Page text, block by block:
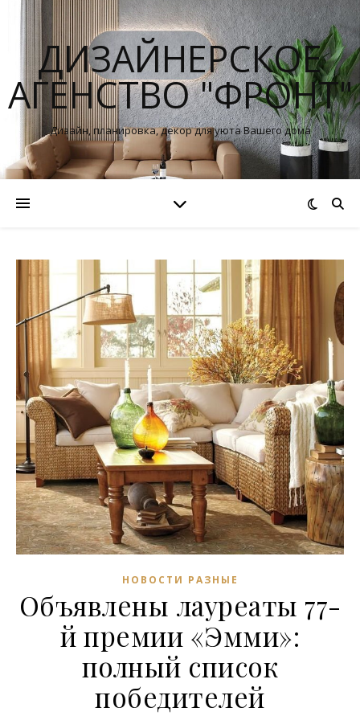
ДИЗАЙНЕРСКОЕ
АГЕНСТВО "ФРОНТ"
Дизайн, планировка, декор для уюта Вашего дома
НОВОСТИ РАЗНЫЕ
Объявлены лауреаты 77-
й премии «Эмми»:
полный список
победителей